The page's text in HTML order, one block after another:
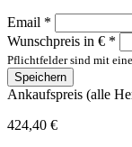
Email *
Wunschpreis in € *
Pflichtfelder sind mit
Speichern
Ankaufspreis (alle
424,40 €